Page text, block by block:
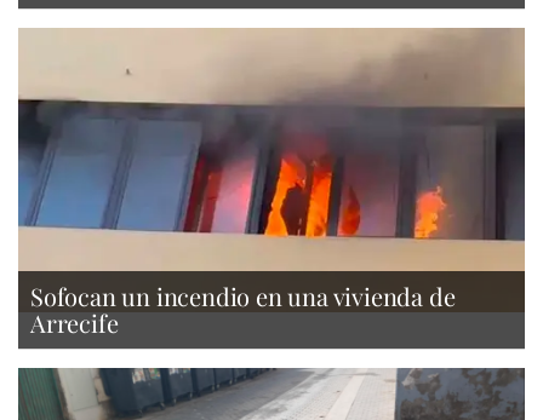
Sofocan un incendio en una vivienda de
Arrecife